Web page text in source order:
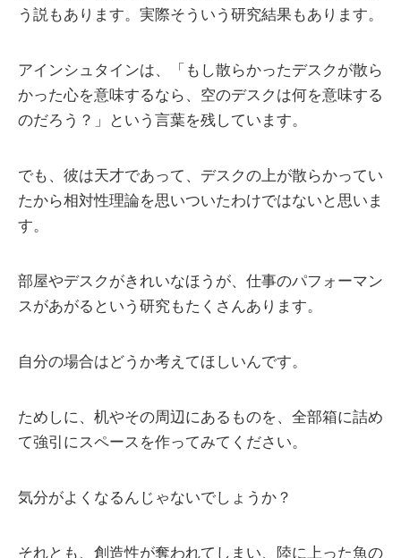
う説もあります。実際そういう研究結果もあります。
アインシュタインは、「もし散らかったデスクが散ら
かった心を意味するなら、空のデスクは何を意味する
のだろう？」という言葉を残しています。
でも、彼は天才であって、デスクの上が散らかってい
たから相対性理論を思いついたわけではないと思いま
す。
部屋やデスクがきれいなほうが、仕事のパフォーマン
スがあがるという研究もたくさんあります。
自分の場合はどうか考えてほしいんです。
ためしに、机やその周辺にあるものを、全部箱に詰め
て強引にスペースを作ってみてください。
気分がよくなるんじゃないでしょうか？
それとも、創造性が奪われてしまい、陸に上った魚の